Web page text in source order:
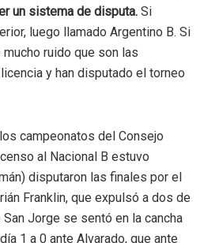
un sistema de disputa. Si
luego llamado Argentino B. Si
ruido que son las
y han disputado el torneo
campeonatos del Consejo
al Nacional B estuvo
disputaron las finales por el
Franklin, que expulsó a dos de
Jorge se sentó en la cancha
1 a 0 ante Alvarado, que ante